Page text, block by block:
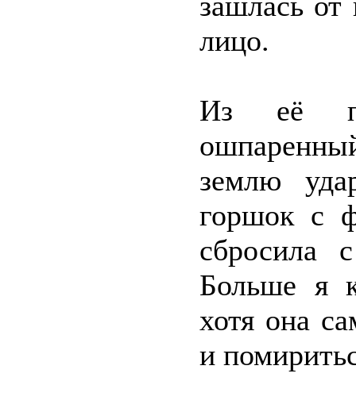
лицо.
Из её
землю
горшок с
сбросила
Больше я
хотя она
и